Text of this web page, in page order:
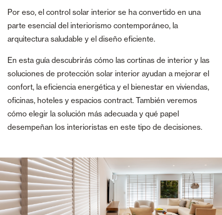
Por eso, el control solar interior se ha convertido en una
parte esencial del interiorismo contemporáneo, la
arquitectura saludable y el diseño eficiente.
En esta guía descubrirás cómo las cortinas de interior y las
soluciones de protección solar interior ayudan a mejorar el
confort, la eficiencia energética y el bienestar en viviendas,
oficinas, hoteles y espacios contract. También veremos
cómo elegir la solución más adecuada y qué papel
desempeñan los interioristas en este tipo de decisiones.